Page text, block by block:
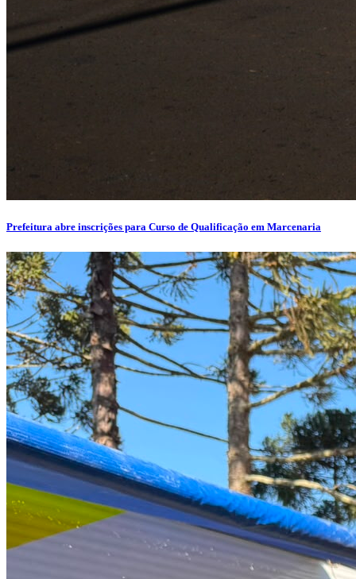
Prefeitura abre inscrições para Curso de Qualificação em Marcenaria